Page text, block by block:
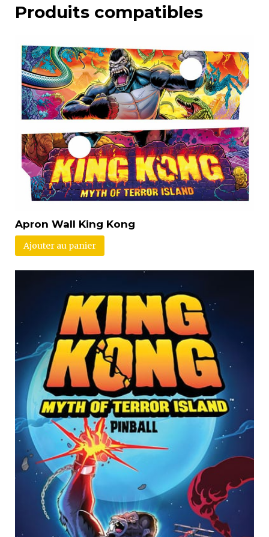
Produits compatibles
Apron Wall King Kong
Ajouter au panier